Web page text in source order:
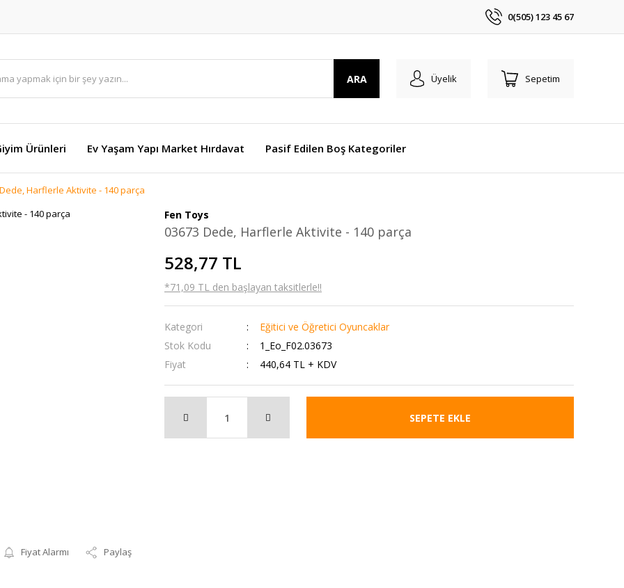
0(505) 123 45 67
ARA Üyelik Sepetim
Ürünleri Ev Yaşam Yapı Market Hırdavat Pasif Edilen Boş Kategoriler
Harflerle Aktivite - 140 parça
Fiyat Alarmı Paylaş
Fen Toys
03673 Dede, Harflerle Aktivite - 140 parça
528,77 TL
*71,09 TL den başlayan taksitlerle!!
Kategori
Eğitici ve Öğretici Oyuncaklar
Stok Kodu
1_Eo_F02.03673
Fiyat
440,64 TL + KDV
SEPETE EKLE